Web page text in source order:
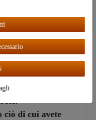
già
necessari per un
realizzato con
nell’UE, al
prodotti di
ciò di cui avete